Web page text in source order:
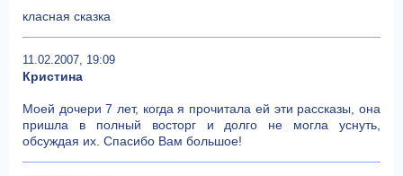
класная сказка
11.02.2007, 19:09
Кристина
Моей дочери 7 лет, когда я прочитала ей эти рассказы, она
пришла в полный восторг и долго не могла уснуть,
обсуждая их. Спасибо Вам большое!